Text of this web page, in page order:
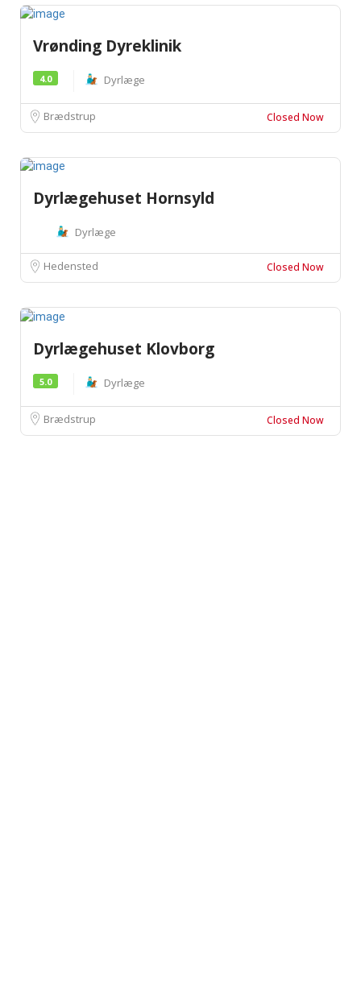
Vrønding Dyreklinik
4.0 Dyrlæge
Brædstrup Closed Now
Dyrlægehuset Hornsyld
Dyrlæge
Hedensted Closed Now
Dyrlægehuset Klovborg
5.0 Dyrlæge
Brædstrup Closed Now